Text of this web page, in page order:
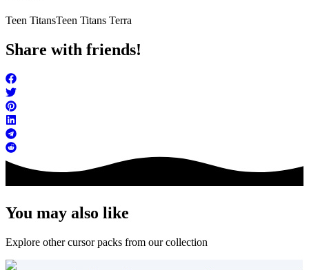
Teen TitansTeen Titans Terra
Share with friends!
You may also like
Explore other cursor packs from our collection